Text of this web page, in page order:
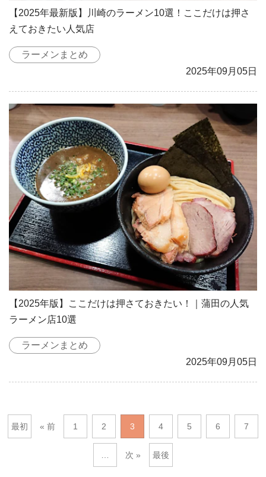
【2025年最新版】川崎のラーメン10選！ここだけは押さ
えておきたい人気店
ラーメンまとめ
2025年09月05日
【2025年版】ここだけは押さておきたい！｜蒲田の人気
ラーメン店10選
ラーメンまとめ
2025年09月05日
最初 « 前 1 2 3 4 5 6 7
次 » 最後